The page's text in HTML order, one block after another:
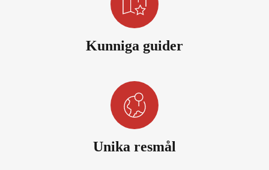
Kunniga guider
Unika resmål